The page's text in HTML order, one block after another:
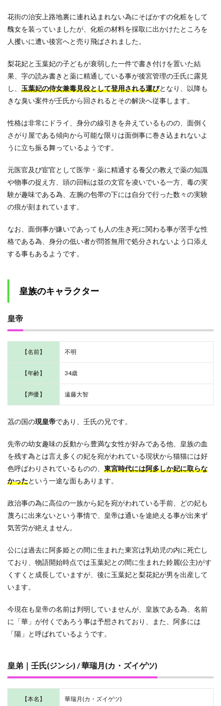
1.3.3.2
侍女｜桜
花(インフ
(グイエ
ン)、愛藍
(アイラ
ン)
1.3.3.3
新人侍女
クウ)、黒
羽(コク
(セキウ)
1.3.4
金剛宮
の上級
妃｜里
シュ)妃
1.3.4.1
金剛宮の
1.3.5
蘭(ロウ
ラン)妃
/ 子翠
(シスイ)
1.4
の関
ャラ
クタ
侍女｜
水蓮(ス
イレン)
宦官｜
高順(ガ
オジュ
ン)
1.4.3
妻｜桃
美(タオ
メイ)
麻美(マ
ーメイ)
1.4.5
リョウ)
1.4.6
次男｜
馬閃(バ
花街の治安上路地裏に連れ込まれない為にそばかすの化粧をして
醜女を装っていましたが、化粧の材料を採取に出かけたところを
人攫いに遭い後宮へと売り飛ばされました。
梨花妃と玉葉妃の子どもが衰弱した一件で書き付けを置いた結
果、字の読み書きと薬に精通している事が後宮管理の壬氏に露見
し、 玉葉妃の侍女兼毒見役として登用される運びとなり、以降も
きな臭い案件が壬氏から回されるとその解決へ従事します。
性格は非常にドライ、身分の線引きを弁えているものの、面倒く
さがり屋である傾向から可能な限りは面倒事に巻き込まれないよ
うに立ち振る舞っているようです。
元医官及び宦官として医学・薬に精通する養父の教えで薬の知識
や物事の捉え方、頭の回転は並の文官を凌いでいる一方、毒の実
験が趣味である為、左腕の包帯の下には自分で行った数々の実験
の痕が刻まれています。
なお、面倒事が嫌いであっても人の生き死に関わる事が苦手な性
格である為、身分の低い者が問答無用で処分されないよう口添え
する事もあるようです。
皇族のキャラクター
皇帝
【名前】 不明
【年齢】 34歳
【声優】 遠藤大智
茘の国の現皇帝であり、壬氏の兄です。
先帝の幼女趣味の反動から豊満な女性が好みである他、皇族の血
を残す為とは言え多くの妃を宛がわれている現状から猫猫には好
色呼ばわりされているものの、 東宮時代には阿多しか妃に取らな
かったという一途な面もあります。
政治事の為に高位の一族から妃を宛がわれている手前、どの妃も
蔑ろに出来ないという事情で、皇帝は通いを途絶える事が出来ず
気苦労が絶えません。
公には過去に阿多姫との間に生まれた東宮は乳幼児の内に死亡し
ており、物語開始時点では玉葉妃との間に生まれた鈴麗(公主)がす
くすくと成長していますが、後に玉葉妃と梨花妃が男を出産して
います。
今現在も皇帝の名前は判明していませんが、皇族である為、名前
に「華」が付くであろう事は予想されており、また、阿多には
「陽」と呼ばれているようです。
皇弟｜壬氏(ジンシ) / 華瑞月(カ・ズイゲツ)
【本名】 華瑞月(カ・ズイゲツ)